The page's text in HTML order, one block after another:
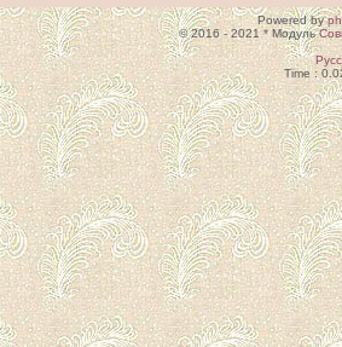
Powered by
© 2016 - 2021 * Модуль
Time :